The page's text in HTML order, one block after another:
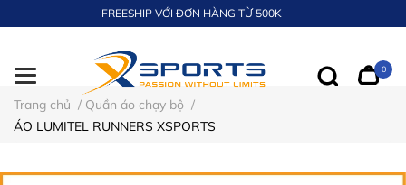
FREESHIP VỚI ĐƠN HÀNG TỪ 500K
0
Trang chủ / Quần áo chạy bộ /
ÁO LUMITEL RUNNERS XSPORTS